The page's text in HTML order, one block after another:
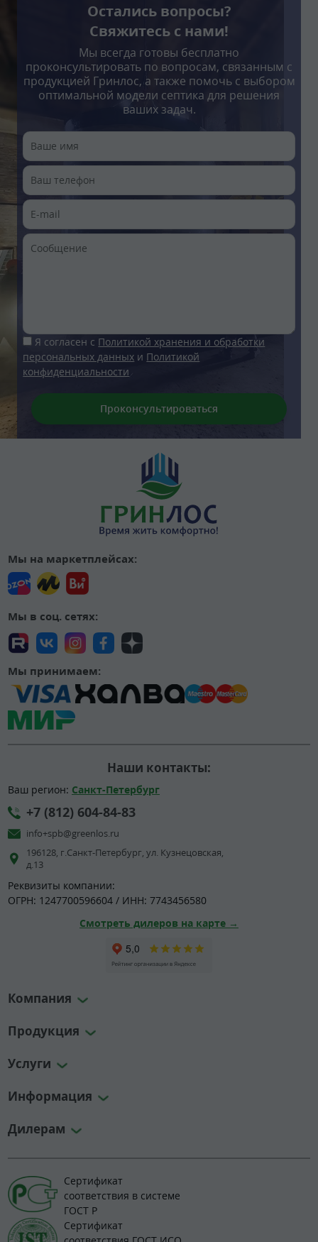
Остались вопросы?
Свяжитесь с нами!
Мы всегда готовы бесплатно
проконсультировать по вопросам, связанным с
продукцией Гринлос, а также помочь с выбором
оптимальной модели септика для решения
ваших задач.
Я согласен с Политикой хранения и обработки
персональных данных и Политикой
конфиденциальности
Мы на маркетплейсах:
Мы в соц. сетях:
Мы принимаем:
Наши контакты:
Ваш регион: Санкт-Петербург
+7 (812) 604-84-83
info+spb@greenlos.ru
196128, г.Санкт-Петербург, ул. Кузнецовская,
д.13
Реквизиты компании:
ОГРН: 1247700596604 / ИНН: 7743456580
Смотреть дилеров на карте →
Компания
Продукция
Услуги
Информация
Дилерам
Сертификат
соответствия в системе
ГОСТ Р
Сертификат